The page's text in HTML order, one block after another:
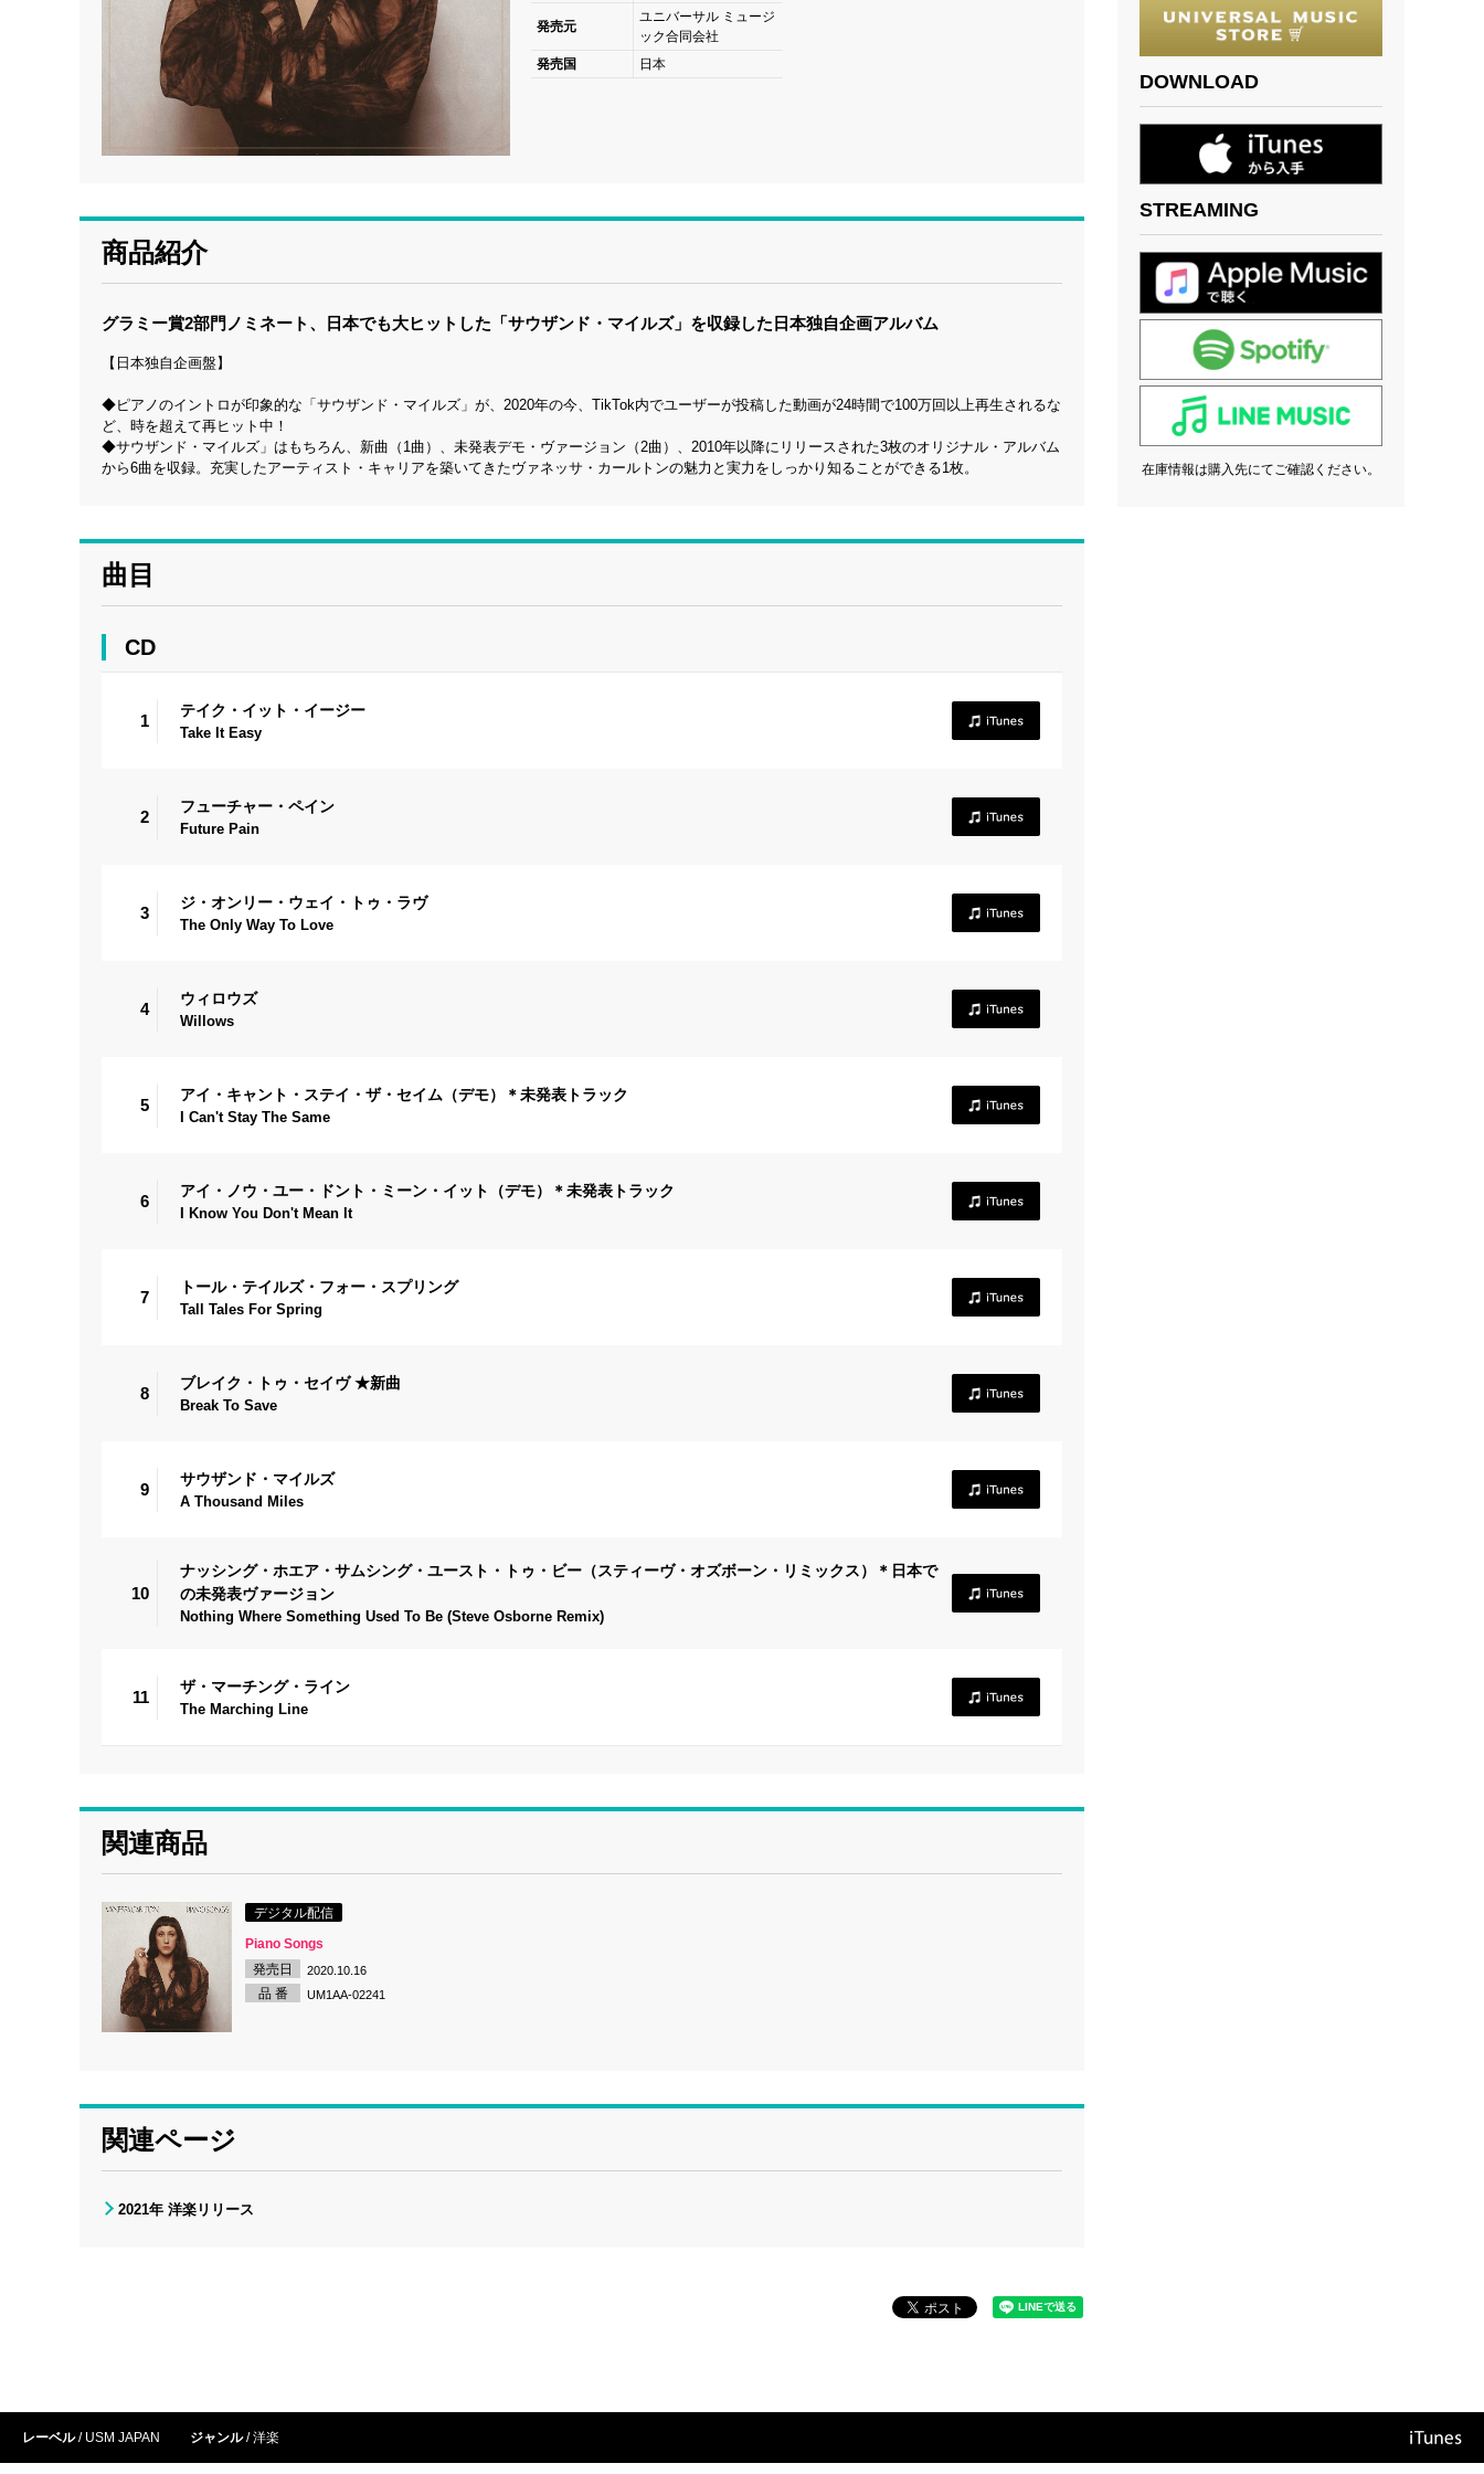
発売元
ユニバーサル ミュージ
ック合同会社
発売国
日本
商品紹介
グラミー賞2部門ノミネート、日本でも大ヒットした「サウザンド・マイルズ」を収録した日本独自企画アルバム
【日本独自企画盤】
◆ピアノのイントロが印象的な「サウザンド・マイルズ」が、2020年の今、TikTok内でユーザーが投稿した動画が24時間で100万回以上再生されるな
ど、時を超えて再ヒット中！
◆サウザンド・マイルズ」はもちろん、新曲（1曲）、未発表デモ・ヴァージョン（2曲）、2010年以降にリリースされた3枚のオリジナル・アルバム
から6曲を収録。充実したアーティスト・キャリアを築いてきたヴァネッサ・カールトンの魅力と実力をしっかり知ることができる1枚。
曲目
CD
1
テイク・イット・イージー
Take It Easy
2
フューチャー・ペイン
Future Pain
3
ジ・オンリー・ウェイ・トゥ・ラヴ
The Only Way To Love
4
ウィロウズ
Willows
5
アイ・キャント・ステイ・ザ・セイム（デモ）＊未発表トラック
I Can't Stay The Same
6
アイ・ノウ・ユー・ドント・ミーン・イット（デモ）＊未発表トラック
I Know You Don't Mean It
7
トール・テイルズ・フォー・スプリング
Tall Tales For Spring
8
ブレイク・トゥ・セイヴ ★新曲
Break To Save
9
サウザンド・マイルズ
A Thousand Miles
10
ナッシング・ホエア・サムシング・ユースト・トゥ・ビー（スティーヴ・オズボーン・リミックス）＊日本で
の未発表ヴァージョン
Nothing Where Something Used To Be (Steve Osborne Remix)
11
ザ・マーチング・ライン
The Marching Line
関連商品
デジタル配信
Piano Songs
発売日
2020.10.16
品 番 UM1AA-02241
関連ページ
2021年 洋楽リリース
DOWNLOAD
STREAMING
在庫情報は購入先にてご確認ください。
レーベル USM JAPAN ジャンル 洋楽